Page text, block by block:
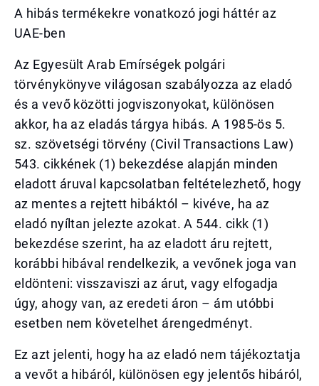
A hibás termékekre vonatkozó jogi háttér az
UAE-ben
Az Egyesült Arab Emírségek polgári
törvénykönyve világosan szabályozza az eladó
és a vevő közötti jogviszonyokat, különösen
akkor, ha az eladás tárgya hibás. A 1985-ös 5.
sz. szövetségi törvény (Civil Transactions Law)
543. cikkének (1) bekezdése alapján minden
eladott áruval kapcsolatban feltételezhető, hogy
az mentes a rejtett hibáktól – kivéve, ha az
eladó nyíltan jelezte azokat. A 544. cikk (1)
bekezdése szerint, ha az eladott áru rejtett,
korábbi hibával rendelkezik, a vevőnek joga van
eldönteni: visszaviszi az árut, vagy elfogadja
úgy, ahogy van, az eredeti áron – ám utóbbi
esetben nem követelhet árengedményt.
Ez azt jelenti, hogy ha az eladó nem tájékoztatja
a vevőt a hibáról, különösen egy jelentős hibáról,